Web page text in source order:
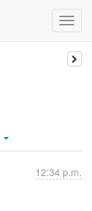
12:34 p.m.